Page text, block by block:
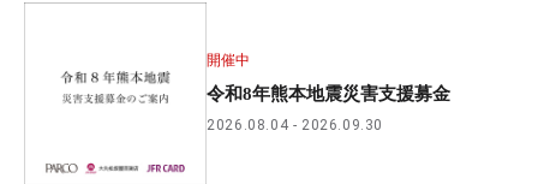
開催中
令和8年熊本地震災害支援募金
2026.08.04 2026.09.30